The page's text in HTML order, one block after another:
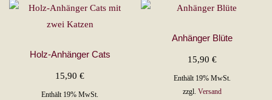
Holz-Anhänger Cats
15,90€
Enthält 19% MwSt.
Anhänger Blüte
15,90 €
Enthält 19% MwSt.
zzgl. Versand